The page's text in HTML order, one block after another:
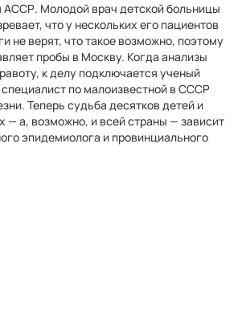
АССР. Молодой врач детской больницы
что у нескольких его пациентов
не верят, что такое возможно, поэтому
пробы в Москву. Когда анализы
к делу подключается ученый
по малоизвестной в СССР
Теперь судьба десятков детей и
— а, возможно, и всей страны — зависит
эпидемиолога и провинциального